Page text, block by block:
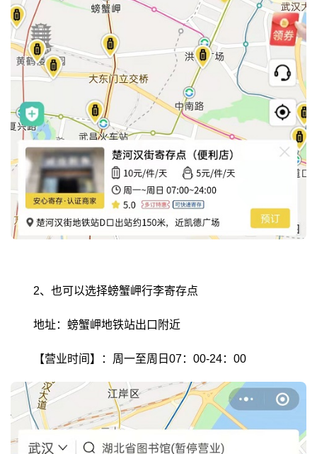
2、也可以选择螃蟹岬行李寄存点
地址：螃蟹岬地铁站出口附近
【营业时间】：周一至周日07：00-24：00